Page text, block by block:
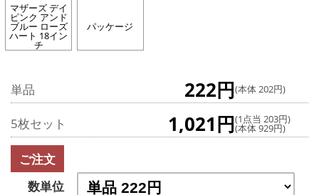
マザーズ デイ
ピンク アンド
ブルー ローズ
ハート 18イン
チ
パッケージ
単品 222円(本体 202円)
5枚セット 1,021円(1点当 203円)
(本体 929円)
ご注文
数単位